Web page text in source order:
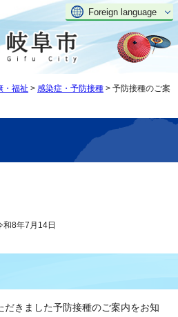
Foreign language
・福祉 > 感染症・予防接種 > 予防接種のご案
8年7月14日
だきました予防接種のご案内をお知